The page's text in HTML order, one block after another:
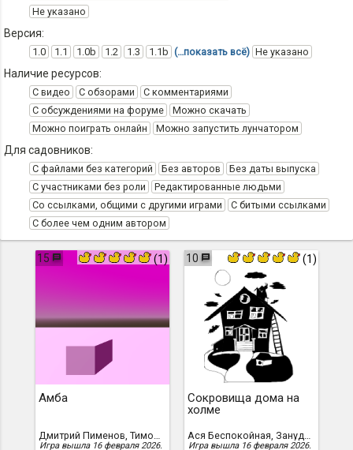
Не указано
Версия:
1.0 1.1 1.0b 1.2 1.3 1.1b (…показать всё) Не указано
Наличие ресурсов:
С видео С обзорами
С комментариями
С обсуждениями на форуме
Можно скачать
Можно поиграть онлайн
Можно запустить лунчатором
Для садовников:
С файлами без категорий Без авторов
Без даты выпуска
С участниками без роли
Редактированные людьми
Со ссылками, общими с другими играми
С битыми ссылками
С более чем одним автором
15 (1)
Амба
Дмитрий Пименов, Тимофей Усиков
Игра вышла 16 февраля 2026.
10 (1)
Сокровища дома на
холме
Ася Беспокойная, Зануда Пекарь
Игра вышла 16 февраля 2026.